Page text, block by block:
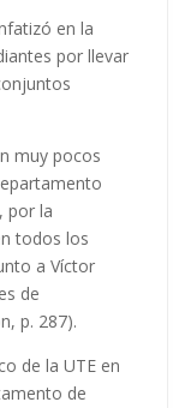
en la
por llevar
muy pocos
por la
todos los
a Víctor
de
p. 287).
de la UTE en
de